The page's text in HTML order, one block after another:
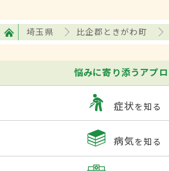
埼玉県 比企郡ときがわ町
悩みに寄り添うアプ
症状を知る
病気を知る